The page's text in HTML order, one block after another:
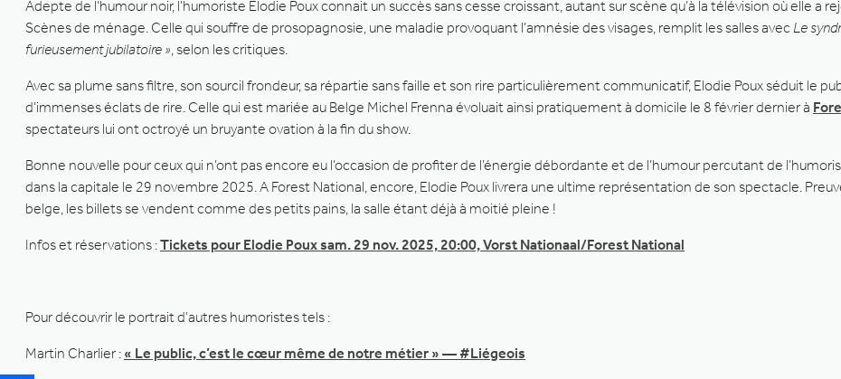
Adepte de l’humour noir, l’humoriste Elodie Poux connait un succès sans cesse croissant, autant sur scène qu’à la télévision où elle a
Scènes de ménage. Celle qui souffre de prosopagnosie, une maladie provoquant l’amnésie des visages, remplit les salles avec Le
furieusement jubilatoire », selon les critiques.
Avec sa plume sans filtre, son sourcil frondeur, sa répartie sans faille et son rire particulièrement communicatif, Elodie Poux séduit le
d’immenses éclats de rire. Celle qui est mariée au Belge Michel Frenna évoluait ainsi pratiquement à domicile le 8 février dernier à
spectateurs lui ont octroyé un bruyante ovation à la fin du show.
Bonne nouvelle pour ceux qui n’ont pas encore eu l’occasion de profiter de l’énergie débordante et de l’humour percutant de
dans la capitale le 29 novembre 2025. A Forest National, encore, Elodie Poux livrera une ultime représentation de son spectacle.
belge, les billets se vendent comme des petits pains, la salle étant déjà à moitié pleine !
Infos et réservations :Tickets pour Elodie Poux sam. 29 nov. 2025, 20:00, Vorst Nationaal/Forest National
Pour découvrir le portrait d’autres humoristes tels :
Martin Charlier : « Le public, c’est le cœur même de notre métier » — #Liégeois